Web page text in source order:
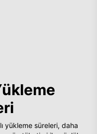
yükleme süreleri, daha